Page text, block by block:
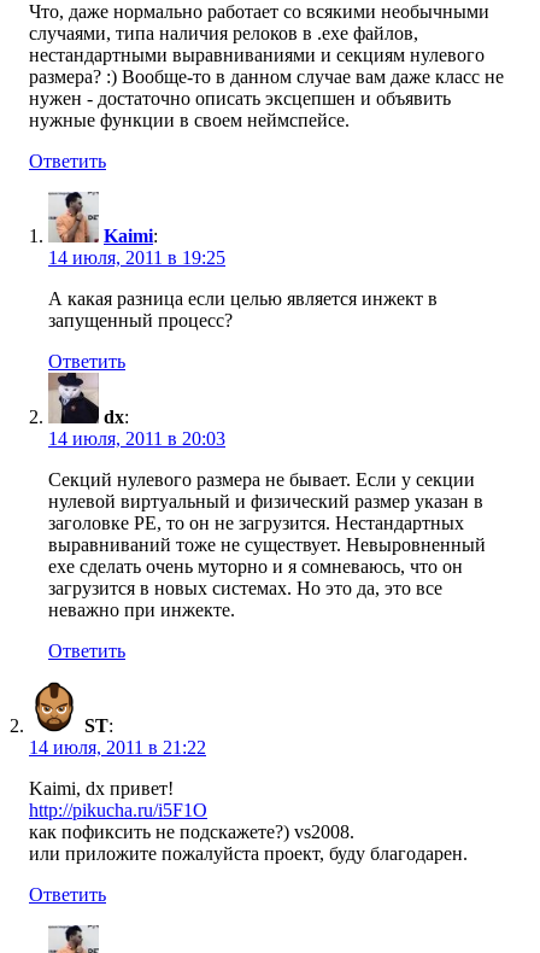
Что, даже нормально работает со всякими необычными
случаями, типа наличия релоков в .exe файлов,
нестандартными выравниваниями и секциям нулевого
размера? :) Вообще-то в данном случае вам даже класс не
нужен - достаточно описать эксцепшен и объявить
нужные функции в своем неймспейсе.
Ответить
Kaimi:
14 июля, 2011 в 19:25
А какая разница если целью является инжект в
запущенный процесс?
Ответить
dx:
14 июля, 2011 в 20:03
Секций нулевого размера не бывает. Если у секции
нулевой виртуальный и физический размер указан в
заголовке PE, то он не загрузится. Нестандартных
выравниваний тоже не существует. Невыровненный
exe сделать очень муторно и я сомневаюсь, что он
загрузится в новых системах. Но это да, это все
неважно при инжекте.
Ответить
ST:
14 июля, 2011 в 21:22
Kaimi, dx привет!
http://pikucha.ru/i5F1O
как пофиксить не подскажете?) vs2008.
или приложите пожалуйста проект, буду благодарен.
Ответить